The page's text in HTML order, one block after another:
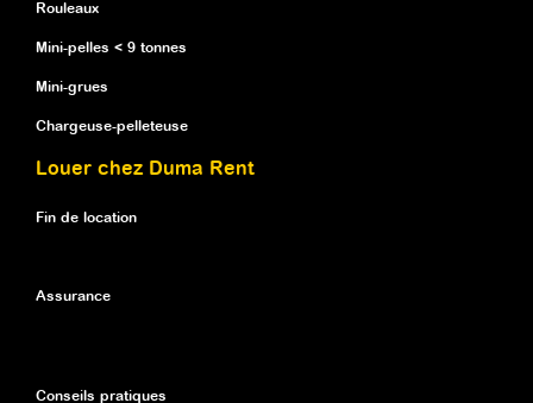
Rouleaux
Mini-pelles < 9 tonnes
Mini-grues
Chargeuse-pelleteuse
Louer chez Duma Rent
Fin de location
Assurance
Conseils pratiques